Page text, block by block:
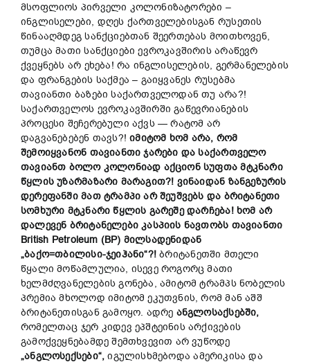
მსოფლიოს პირველი კოლონიზატორები –
ინგლისელები, დღეს ქართველებისგან რუსეთის
წინააღმდეგ სანქციებთან შეერთებას მოითხოვენ,
თუმცა მათი სანქციები ევროკავშირის არაწევრ
ქვეყნებს არ ეხება! რა ინგლისელების, გერმანელების
და ფრანგების საქმეა – გაიყვანეს რუსებმა
თავიანთი ბაზები საქართველოდან თუ არა?!
საქართველოს ევროკავშირში გაწევრიანების
პროცესი შეჩერებული აქვს — რატომ არ
დაგვანებებენ თავს?!იმიტომ ხომ არა, რომ
შემოიყვანონ თავიანთი ჯარები და საქართველო
თავიანთ ბოლო კოლონიად აქციონ სუფთა მტკნარი
წყლის უზარმაზარი მარაგით?! ვინაიდან ზანგეზურის
დერეფანში მათ ტრამპი არ შეუშვებს და ბრიტანეთი
სომხური მტკნარი წყლის გარეშე დარჩება! ხომ არ
დალევენ ბრიტანელები კასპიის ნავთობს თავიანთი
British Petroleum (BP) მილსადენიდან
„ბაქო=თბილისი-ჯეიჰანი“?! ბრიტანეთში მთელი
წყალი მოწამლულია, ისევე როგორც მათი
ხელმძღვანელების გონება, ამიტომ ტრამპს ნობელის
პრემია მხოლოდ იმიტომ ეკუთვნის, რომ მან აშშ
ბრიტანეთისგან გამოყო. ადრე ანგლოსაქსებში,
რომელთაც ჯერ კიდევ ეპშტეინის არქივების
გამოქვეყნებამდე შემთხვევით არ ვუწოდე
„ანგლოსექსები“, იგულისხმებოდა ამერიკისა და